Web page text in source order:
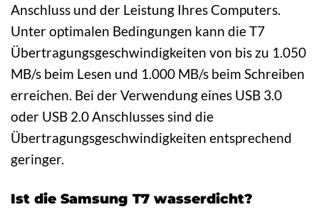
Anschluss und der Leistung Ihres Computers.
Unter optimalen Bedingungen kann die T7
Übertragungsgeschwindigkeiten von bis zu 1.050
MB/s beim Lesen und 1.000 MB/s beim Schreiben
erreichen. Bei der Verwendung eines USB 3.0
oder USB 2.0 Anschlusses sind die
Übertragungsgeschwindigkeiten entsprechend
geringer.
Ist die Samsung T7 wasserdicht?